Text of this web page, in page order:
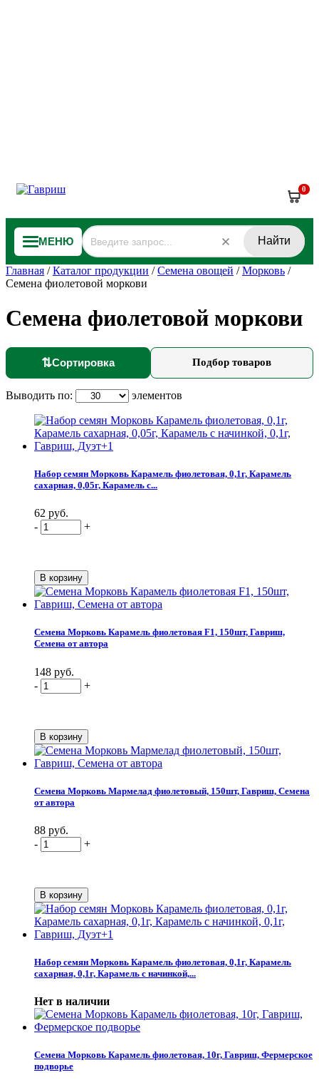
0
МЕНЮ Найти
Главная /Каталог продукции /Семена овощей /Морковь /
Семена фиолетовой моркови
Семена фиолетовой моркови
⇅Сортировка Подбор товаров
Выводить по: элементов
Набор семян Морковь Карамель фиолетовая, 0,1г, Карамель
сахарная, 0,05г, Карамель с...
62 руб.
-
+
Семена Морковь Карамель фиолетовая F1, 150шт, Гавриш,
Семена от автора
148 руб.
-
+
Семена Морковь Мармелад фиолетовый, 150шт, Гавриш, Семена
от автора
88 руб.
-
+
Набор семян Морковь Карамель фиолетовая, 0,1г, Карамель
сахарная, 0,1г, Карамель с начинкой,...
Нет в наличии
Семена Морковь Карамель фиолетовая, 10г, Гавриш, Фермерское
подворье